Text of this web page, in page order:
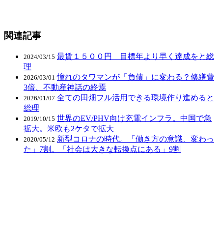
関連記事
2024/03/15 最賃１５００円 目標年より早く達成をと総
理
2026/03/01 憧れのタワマンが「負債」に変わる？修繕費
3倍、不動産神話の終焉
2026/01/07 全ての田畑フル活用できる環境作り進めると
総理
2019/10/15 世界のEV/PHV向け充電インフラ。中国で急
拡大。米欧も2ケタで拡大
2020/05/12 新型コロナの時代。「働き方の意識、変わっ
た」7割。「社会は大きな転換点にある」9割